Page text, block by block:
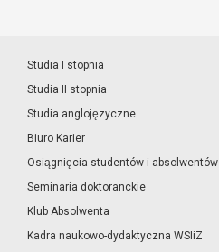
Studia I stopnia
Studia II stopnia
Studia anglojęzyczne
Biuro Karier
Osiągnięcia studentów i absolwentów
Seminaria doktoranckie
Klub Absolwenta
Kadra naukowo-dydaktyczna WSIiZ